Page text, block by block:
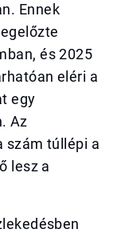
Ennek
és 2025
eléri a
egy
Az
szám túllépi a
lesz a